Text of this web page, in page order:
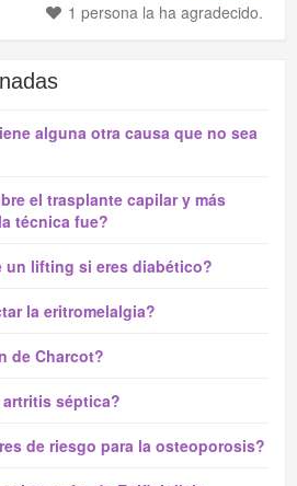
1 persona la ha agradecido.
alguna otra causa que no sea
el trasplante capilar y más
técnica fue?
un lifting si eres diabético?
la eritromelalgia?
de Charcot?
séptica?
de riesgo para la osteoporosis?